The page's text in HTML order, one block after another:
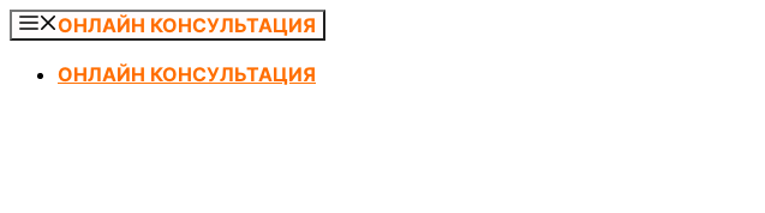
Перейти
содержимому
ОНЛАЙН КОНСУЛЬТАЦИЯ
ОНЛАЙН КОНСУЛЬТАЦИЯ